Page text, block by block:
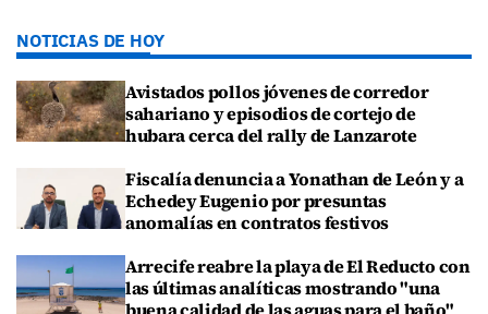
NOTICIAS DE HOY
Avistados pollos jóvenes de corredor
sahariano y episodios de cortejo de
hubara cerca del rally de Lanzarote
Fiscalía denuncia a Yonathan de León y a
Echedey Eugenio por presuntas
anomalías en contratos festivos
Arrecife reabre la playa de El Reducto con
las últimas analíticas mostrando "una